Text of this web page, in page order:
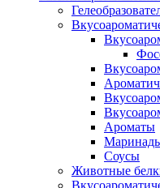
Ароматы
Соусы
Животные